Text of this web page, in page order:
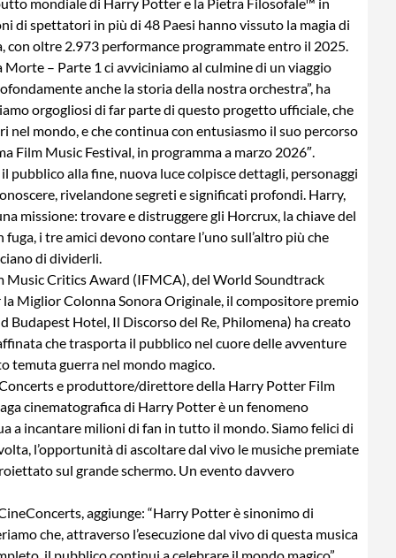
di spettatori in più di 48 Paesi hanno vissuto la magia di
con oltre 2.973 performance programmate entro il 2025.
– Parte 1 ci avviciniamo al culmine di un viaggio
anche la storia della nostra orchestra”, ha
orgogliosi di far parte di questo progetto ufficiale, che
mondo, e che continua con entusiasmo il suo percorso
Film Music Festival, in programma a marzo 2026″.
pubblico alla fine, nuova luce colpisce dettagli, personaggi
rivelandone segreti e significati profondi. Harry,
missione: trovare e distruggere gli Horcrux, la chiave del
i tre amici devono contare l’uno sull’altro più che
di dividerli.
Critics Award (IFMCA), del World Soundtrack
Miglior Colonna Sonora Originale, il compositore premio
Budapest Hotel, Il Discorso del Re, Philomena) ha creato
che trasporta il pubblico nel cuore delle avventure
temuta guerra nel mondo magico.
e produttore/direttore della Harry Potter Film
cinematografica di Harry Potter è un fenomeno
a incantare milioni di fan in tutto il mondo. Siamo felici di
l’opportunità di ascoltare dal vivo le musiche premiate
sul grande schermo. Un evento davvero
aggiunge: “Harry Potter è sinonimo di
che, attraverso l’esecuzione dal vivo di questa musica